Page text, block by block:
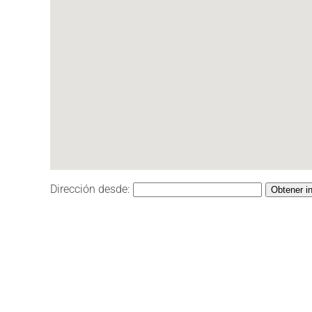
Dirección desde: Obtener